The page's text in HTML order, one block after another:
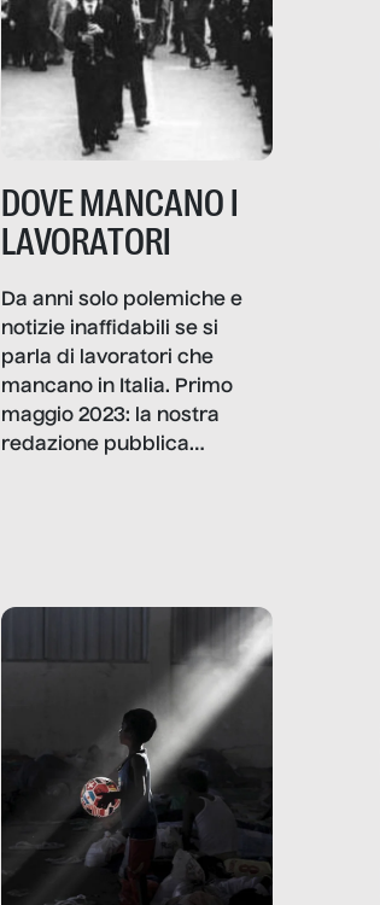
DOVE MANCANO I
LAVORATORI
Da anni solo polemiche e
notizie inaffidabili se si
parla di lavoratori che
mancano in Italia. Primo
maggio 2023: la nostra
redazione pubblica
la sanità, la ristorazione,
la scuola, le fabbriche,
amministrazione, l’edilizia,